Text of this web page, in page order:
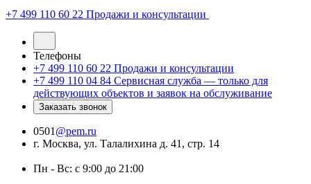
+7 499 110 60 22 Продажи и консультации
Телефоны
+7 499 110 60 22 Продажи и консультации
+7 499 110 04 84 Сервисная служба — только для
действующих объектов и заявок на обслуживание
Заказать звонок
0501 @pem.ru
г. Москва, ул. Талалихина д. 41, стр. 14
Пн - Вс: с 9:00 до 21:00